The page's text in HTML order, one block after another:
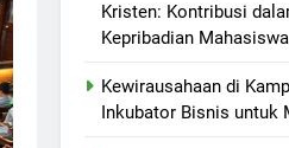
Kristen: Kontribusi
Kepribadian Mahasiswa
Kewirausahaan di
Inkubator Bisnis untuk